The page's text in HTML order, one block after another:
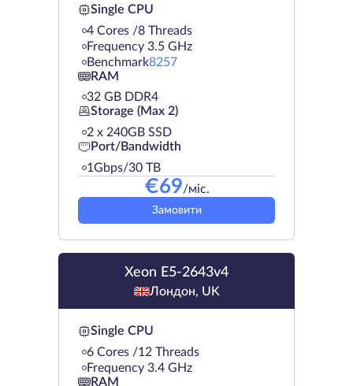
Single CPU
4 Cores /8 Threads
Frequency 3.5 GHz
Benchmark8257
RAM
32 GB DDR4
Storage (Max 2)
2 х 240GB SSD
Port/Bandwidth
1Gbps/30 TB
€69/міс.
Замовити
Xeon E5-2643v4
Лондон, UK
Single CPU
6 Cores /12 Threads
Frequency 3.4 GHz
RAM